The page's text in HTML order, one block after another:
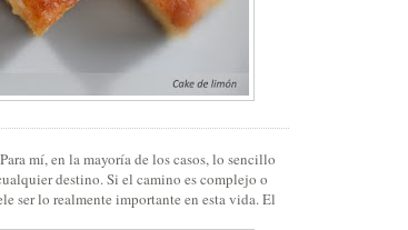
mí, en la mayoría de los casos, lo sencillo
destino. Si el camino es complejo o
ser lo realmente importante en esta vida. El